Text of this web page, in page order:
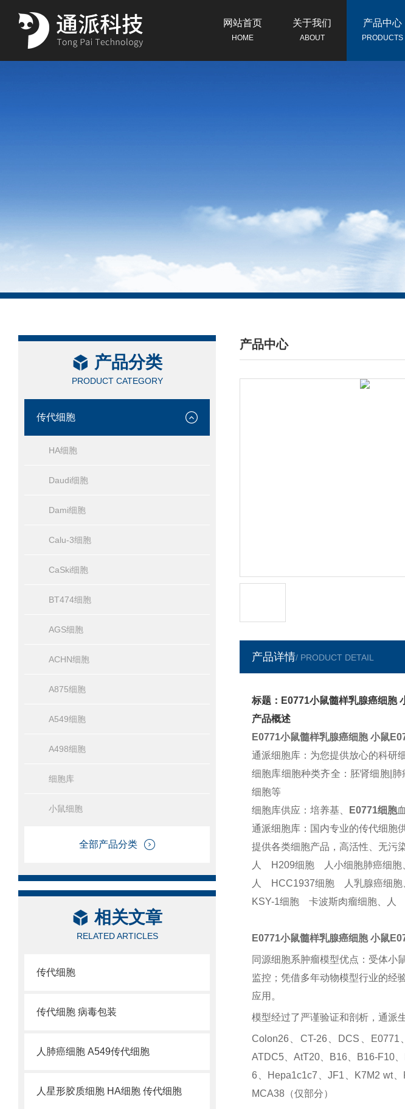
网站首页
HOME
关于我们
ABOUT
产品中心
PRODUCTS
产品分类
PRODUCT CATEGORY
传代细胞
HA细胞
Daudi细胞
Dami细胞
Calu-3细胞
CaSki细胞
BT474细胞
AGS细胞
ACHN细胞
A875细胞
A549细胞
A498细胞
细胞库
小鼠细胞
全部产品分类
相关文章
RELATED ARTICLES
传代细胞
传代细胞 病毒包装
人肺癌细胞 A549传代细胞
人星形胶质细胞 HA细胞 传代细胞
产品中心
/ PRODUCTS CENTER
产品详情/ PRODUCT DETAIL
标题：E0771小鼠髓样乳腺癌细胞
产品概述
E0771小鼠髓样乳腺癌细胞 小鼠
通派细胞库：为您提供放心的科研
细胞库细胞种类齐全：胚肾细胞|
细胞等
细胞库供应：培养基、
E0771细胞
通派细胞库：国内专业的传代细胞
提供各类细胞产品，高活性、无污
人 H209细胞 人小细胞肺癌细
人 HCC1937细胞 人乳腺癌细
KSY-1细胞 卡波斯肉瘤细胞、
E0771小鼠髓样乳腺癌细胞 小鼠
同源细胞系肿瘤模型优点：受体小
监控 ； 凭借多年动物模型行业的经
应用。
模型经过了严谨验证和剖析，通派
Colon26、CT-26、DCS、E0771
ATDC5、AtT20、B16、B16-F10
6、Hepa1c1c7、JF1、K7M2 wt
MCA38（仅部分）